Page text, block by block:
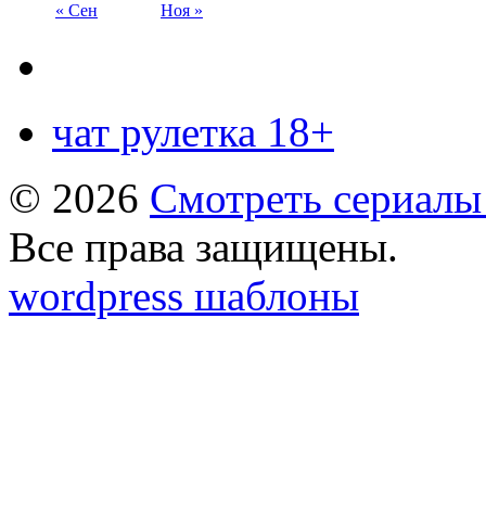
« Сен Ноя »
чат рулетка 18+
© 2026 Смотреть
Все права защищены.
wordpress шаблоны